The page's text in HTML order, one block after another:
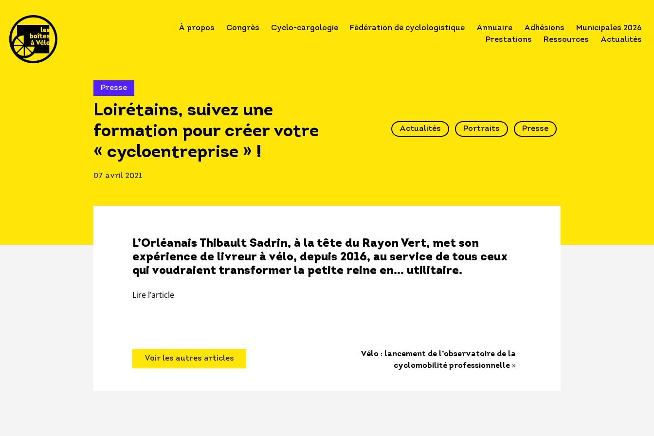
À propos Congrès Cyclo-cargologie Fédération de cyclologistique Annuaire Adhésions
Municipales 2026
Prestations
Ressources Actualités
Presse
Loirétains, suivez une
formation pour créer votre
« cycloentreprise » !
07 avril 2021
Actualités Portraits Presse
L’Orléanais Thibault Sadrin, à la tête du Rayon Vert, met son
expérience de livreur à vélo, depuis 2016, au service de tous ceux
qui voudraient transformer la petite reine en… utilitaire.
Lire l’article
Voir les autres articles
Vélo : lancement de l’observatoire de la
cyclomobilité professionnelle »